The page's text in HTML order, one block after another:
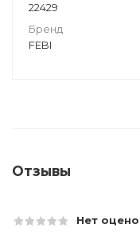
22429
Бренд
FEBI
Отзывы
Нет